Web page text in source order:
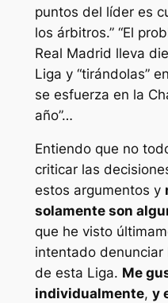
puntos del líder es
los árbitros.” “El
Real Madrid lleva
Liga y “tirándolas”
se esfuerza en la
año”…
Entiendo que no
criticar las
estos argumentos y
solamente son
que he visto
intentado
de esta Liga. Me
individualmente, y